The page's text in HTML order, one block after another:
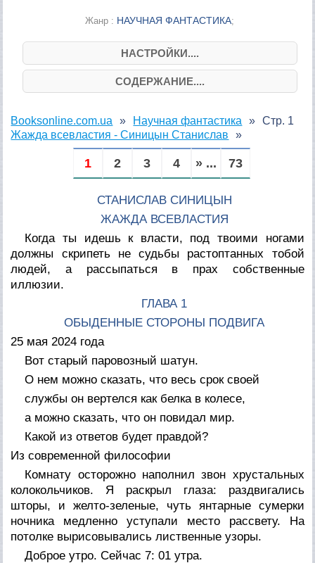
Жанр : НАУЧНАЯ ФАНТАСТИКА;
НАСТРОЙКИ....
СОДЕРЖАНИЕ....
Booksonline.com.ua
Научная фантастика
Жажда всевластия - Синицын Станислав
Стр. 1
1 2 3 4 » ... 73
СТАНИСЛАВ СИНИЦЫН
ЖАЖДА ВСЕВЛАСТИЯ
Когда ты идешь к власти, под твоими ногами
должны скрипеть не судьбы растоптанных тобой
людей, а рассыпаться в прах собственные
иллюзии.
ГЛАВА 1
ОБЫДЕННЫЕ СТОРОНЫ ПОДВИГА
25 мая 2024 года
Вот старый паровозный шатун.
О нем можно сказать, что весь срок своей
службы он вертелся как белка в колесе,
а можно сказать, что он повидал мир.
Какой из ответов будет правдой?
Из современной философии
Комнату осторожно наполнил звон хрустальных
колокольчиков. Я раскрыл глаза: раздвигались
шторы, и желто-зеленые, чуть янтарные сумерки
ночника медленно уступали место рассвету. На
потолке вырисовывались лиственные узоры.
Доброе утро. Сейчас 7: 01 утра.